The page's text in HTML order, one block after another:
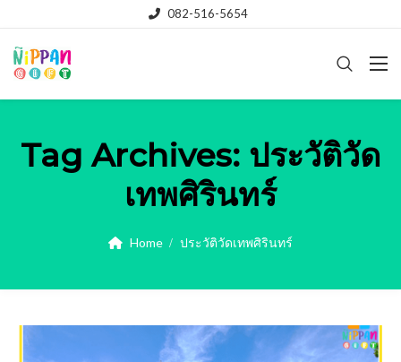
082-516-5654
Tag Archives: ประวัติวัด
เทพศิรินทร์
Home ประวัติวัดเทพศิรินทร์